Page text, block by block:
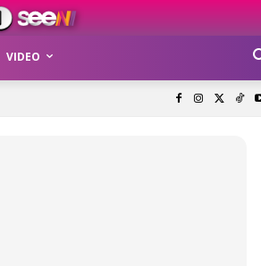
VIDEO